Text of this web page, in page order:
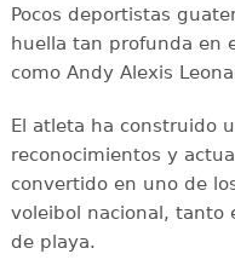
Pocos deportistas
huella tan profunda en
como Andy Alexis
El atleta ha construido
reconocimientos y
convertido en uno de
voleibol nacional, tanto
de playa.